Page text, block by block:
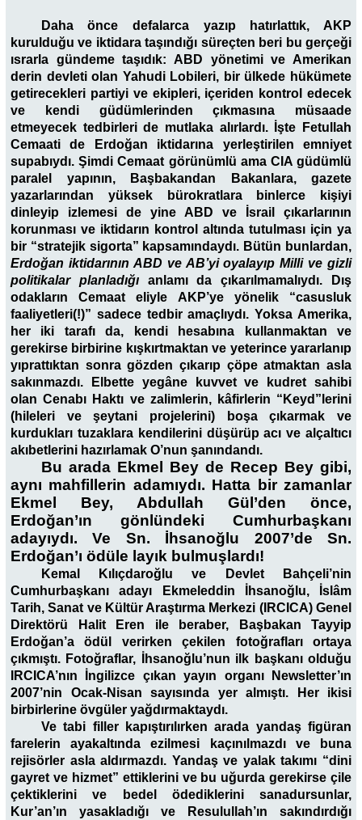
Daha önce defalarca yazıp hatırlattık, AKP
kurulduğu ve iktidara taşındığı süreçten beri bu gerçeği
ısrarla gündeme taşıdık: ABD yönetimi ve Amerikan
derin devleti olan Yahudi Lobileri, bir ülkede hükümete
getirecekleri partiyi ve ekipleri, içeriden kontrol edecek
ve kendi güdümlerinden çıkmasına müsaade
etmeyecek tedbirleri de mutlaka alırlardı. İşte Fetullah
Cemaati de Erdoğan iktidarına yerleştirilen emniyet
supabıydı. Şimdi Cemaat görünümlü ama CIA güdümlü
paralel yapının, Başbakandan Bakanlara, gazete
yazarlarından yüksek bürokratlara binlerce kişiyi
dinleyip izlemesi de yine ABD ve İsrail çıkarlarının
korunması ve iktidarın kontrol altında tutulması için ya
bir “stratejik sigorta” kapsamındaydı. Bütün bunlardan,
Erdoğan iktidarının ABD ve AB’yi oyalayıp Milli ve gizli
politikalar planladığıanlamı da çıkarılmamalıydı. Dış
odakların Cemaat eliyle AKP’ye yönelik “casusluk
faaliyetleri(!)” sadece tedbir amaçlıydı. Yoksa Amerika,
her iki tarafı da, kendi hesabına kullanmaktan ve
gerekirse birbirine kışkırtmaktan ve yeterince yararlanıp
yıprattıktan sonra gözden çıkarıp çöpe atmaktan asla
sakınmazdı. Elbette yegâne kuvvet ve kudret sahibi
olan Cenabı Haktı ve zalimlerin, kâfirlerin “Keyd”lerini
(hileleri ve şeytani projelerini) boşa çıkarmak ve
kurdukları tuzaklara kendilerini düşürüp acı ve alçaltıcı
akıbetlerini hazırlamak O’nun şanındandı.
Bu arada Ekmel Bey de Recep Bey gibi,
aynı mahfillerin adamıydı. Hatta bir zamanlar
Ekmel Bey, Abdullah Gül’den önce,
Erdoğan’ın gönlündeki Cumhurbaşkanı
adayıydı. Ve Sn. İhsanoğlu 2007’de Sn.
Erdoğan’ı ödüle layık bulmuşlardı!
Kemal Kılıçdaroğlu ve Devlet Bahçeli’nin
Cumhurbaşkanı adayı Ekmeleddin İhsanoğlu, İslâm
Tarih, Sanat ve Kültür Araştırma Merkezi (IRCICA) Genel
Direktörü Halit Eren ile beraber, Başbakan Tayyip
Erdoğan’a ödül verirken çekilen fotoğrafları ortaya
çıkmıştı. Fotoğraflar, İhsanoğlu’nun ilk başkanı olduğu
IRCICA’nın İngilizce çıkan yayın organı Newsletter’ın
2007’nin Ocak-Nisan sayısında yer almıştı. Her ikisi
birbirlerine övgüler yağdırmaktaydı.
Ve tabi filler kapıştırılırken arada yandaş figüran
farelerin ayakaltında ezilmesi kaçınılmazdı ve buna
rejisörler asla aldırmazdı. Yandaş ve yalak takımı “dini
gayret ve hizmet” ettiklerini ve bu uğurda gerekirse çile
çektiklerini ve bedel ödediklerini sanadursunlar,
Kur’an’ın yasakladığı ve Resulullah’ın sakındırdığı